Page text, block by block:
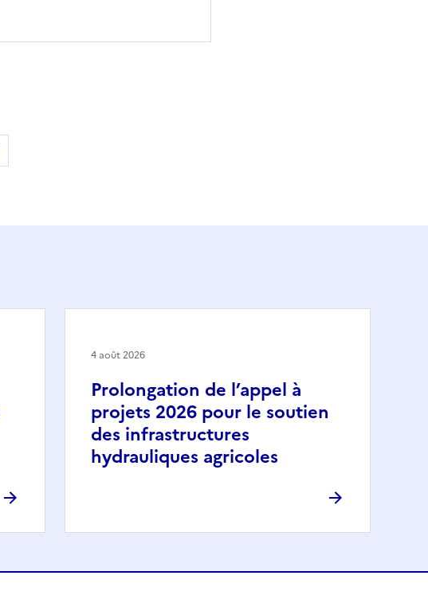
Prolongation de l’appel à
projets 2026 pour le soutien
des infrastructures
hydrauliques agricoles
4 août 2026